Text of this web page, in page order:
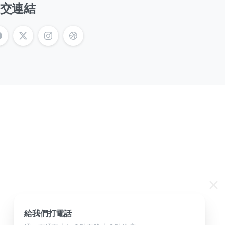
連結
給我們打電話